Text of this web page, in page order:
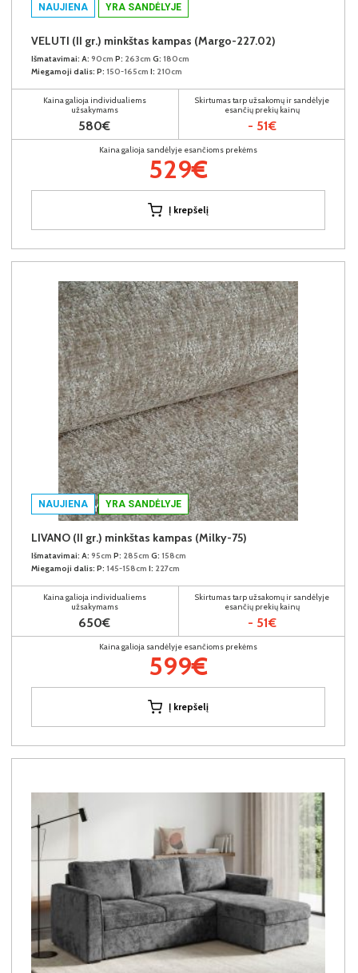
NAUJIENA YRA SANDĖLYJE
VELUTI (II gr.) minkštas kampas (Margo-227.02)
Išmatavimai: A: 90cm P: 263cm G: 180cm
Miegamoji dalis: P: 150-165cm I: 210cm
Kaina galioja individualiems
užsakymams
580€
Skirtumas tarp užsakomų ir sandėlyje
esančių prekių kainų
- 51€
Kaina galioja sandėlyje esančioms prekėms
529€
Į krepšelį
NAUJIENA YRA SANDĖLYJE
LIVANO (II gr.) minkštas kampas (Milky-75)
Išmatavimai: A: 95cm P: 285cm G: 158cm
Miegamoji dalis: P: 145-158cm I: 227cm
Kaina galioja individualiems
užsakymams
650€
Skirtumas tarp užsakomų ir sandėlyje
esančių prekių kainų
- 51€
Kaina galioja sandėlyje esančioms prekėms
599€
Į krepšelį